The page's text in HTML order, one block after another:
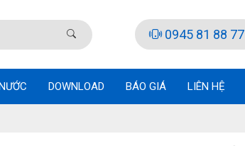
0945 81 88 77
DOWNLOAD BÁO GIÁ LIÊN HỆ